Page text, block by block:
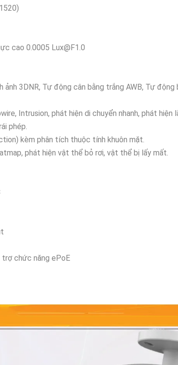
cao 0.0005 Lux@F1.0
ảnh 3DNR, Tự động cân bằng trắng AWB, Tự động
Intrusion, phát hiện di chuyển nhanh, phát hiện
phép.
kèm phân tích thuộc tính khuôn mặt.
phát hiện vật thể bỏ rơi, vật thể bị lấy mất.
trợ chức năng ePoE